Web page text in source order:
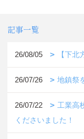
記事一覧
26/08/05 【下
26/07/26 地鎮祭
26/07/22
工業高
くださいました！